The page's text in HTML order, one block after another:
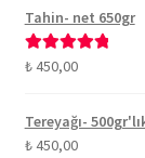
Tahin- net 650gr
5 üzerinden
₺450,00
Tereyağı-
₺450,00